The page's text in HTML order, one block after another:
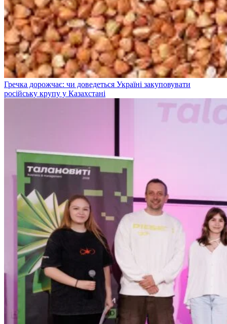
Гречка дорожчає: чи доведеться Україні закуповувати
російську крупу у Казахстані